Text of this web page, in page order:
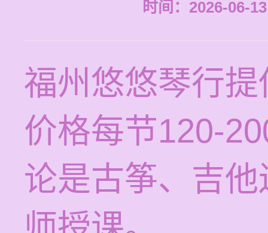
时间：2026-06-
福州悠悠琴行
价格每节120-
论是古筝、吉